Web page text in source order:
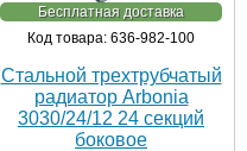
Бесплатная доставка
Код товара: 636-982-100
Стальной трехтрубчатый
радиатор Arbonia
3030/24/12 24 секций
боковое